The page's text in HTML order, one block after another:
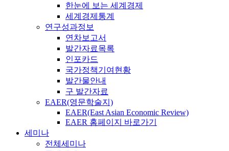
한눈에 보는 세계경제
세계경제통계
연구성과정보
연차보고서
발간자료목록
인포카드
국가정책기여현황
발간물안내
구 발간자료
EAER(영문학술지)
EAER(East Asian Economic Review)
EAER 홈페이지 바로가기
세미나
전체세미나